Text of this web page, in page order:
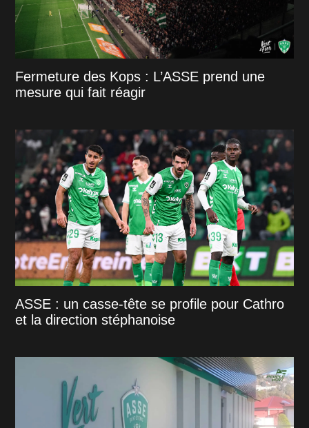
Fermeture des Kops : L’ASSE prend une
mesure qui fait réagir
ASSE : un casse-tête se profile pour Cathro
et la direction stéphanoise